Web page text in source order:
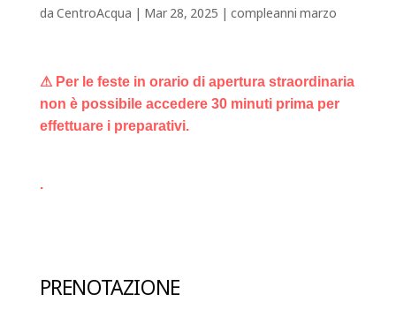
daCentroAcqua | Mar 28, 2025 | compleanni marzo
⚠ Per le feste in orario di apertura straordinaria
non è possibile accedere 30 minuti prima per
effettuare i preparativi.
.
PRENOTAZIONE